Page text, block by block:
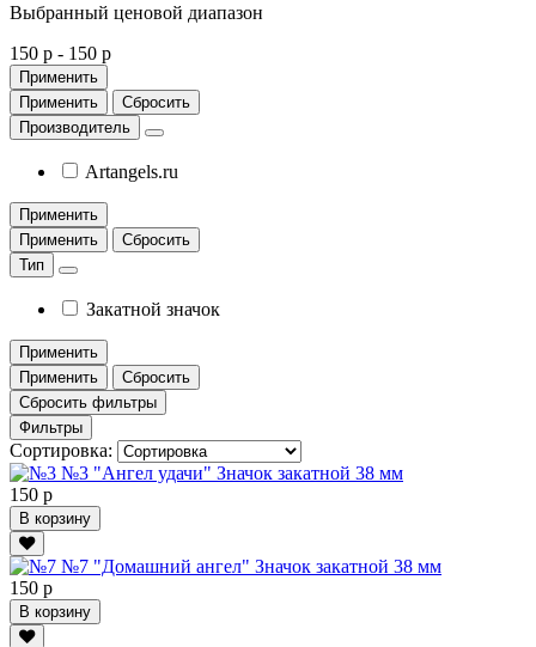
Выбранный ценовой диапазон
150 р - 150 р
Применить
Применить
Сбросить
Производитель
Artangels.ru
Применить
Применить
Сбросить
Тип
Закатной значок
Применить
Применить
Сбросить
Сбросить фильтры
Фильтры
Сортировка:
№3 "Ангел удачи" Значок закатной 38 мм
150 р
В корзину
№7 "Домашний ангел" Значок закатной 38 мм
150 р
В корзину